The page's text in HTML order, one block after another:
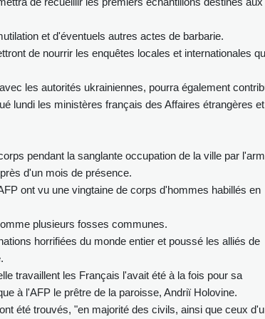
et d'éventuels autres actes de barbarie.
de nourrir les enquêtes locales et internationales
les autorités ukrainiennes, pourra également
lundi les ministères français des Affaires étrangères
pendant la sanglante occupation de la ville par
d'un mois de présence.
ont vu une vingtaine de corps d'hommes habillés en
plusieurs fosses communes.
horrifiées du monde entier et poussé les alliés de
travaillent les Français l'avait été à la fois pour sa
à l'AFP le prêtre de la paroisse, Andriï Holovine.
été trouvés, "en majorité des civils, ainsi que ceux